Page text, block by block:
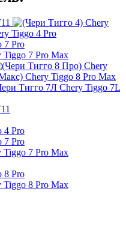
Chery
Tiggo 4 Pro
7 Pro
Tiggo 7 Pro Max
Chery
Chery Tiggo 8 Pro Max
Chery Tiggo 7L
4 Pro
7 Pro
Tiggo 7 Pro Max
8 Pro
Tiggo 8 Pro Max